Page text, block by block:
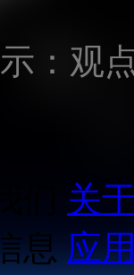
：观
关
息 应